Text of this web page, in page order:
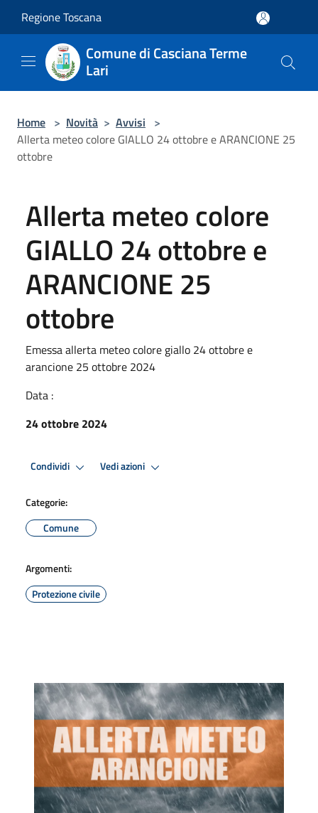
Regione Toscana
Comune di Casciana Terme
Lari
Home > Novità > Avvisi >
Allerta meteo colore GIALLO 24 ottobre e ARANCIONE 25
ottobre
Allerta meteo colore
GIALLO 24 ottobre e
ARANCIONE 25
ottobre
Emessa allerta meteo colore giallo 24 ottobre e
arancione 25 ottobre 2024
Data :
24 ottobre 2024
Condividi Vedi azioni
Categorie:
Comune
Argomenti:
Protezione civile